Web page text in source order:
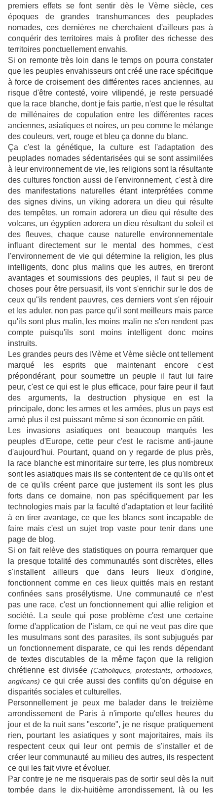
premiers effets se font sentir dès le Vème siècle, ces
époques de grandes transhumances des peuplades
nomades, ces dernières ne cherchaient d'ailleurs pas à
conquérir des territoires mais à profiter des richesse des
territoires ponctuellement envahis.
Si on remonte très loin dans le temps on pourra constater
que les peuples envahisseurs ont créé une race spécifique
à force de croisement des différentes races anciennes, au
risque d'être contesté, voire vilipendé, je reste persuadé
que la race blanche, dont je fais partie, n'est que le résultat
de millénaires de copulation entre les différentes races
anciennes, asiatiques et noires, un peu comme le mélange
des couleurs, vert, rouge et bleu ça donne du blanc.
Ça c'est la génétique, la culture est l'adaptation des
peuplades nomades sédentarisées qui se sont assimilées
à leur environnement de vie, les religions sont la résultante
des cultures fonction aussi de l'environnement, c'est à dire
des manifestations naturelles étant interprétées comme
des signes divins, un viking adorera un dieu qui résulte
des tempêtes, un romain adorera un dieu qui résulte des
volcans, un égyptien adorera un dieu résultant du soleil et
des fleuves, chaque cause naturelle environnementale
influant directement sur le mental des hommes, c'est
l'environnement de vie qui détermine la religion, les plus
intelligents, donc plus malins que les autres, en tireront
avantages et soumissions des peuples, il faut si peu de
choses pour être persuasif, ils vont s'enrichir sur le dos de
ceux qu"ils rendent pauvres, ces derniers vont s'en réjouir
et les aduler, non pas parce qu'il sont meilleurs mais parce
qu'ils sont plus malin, les moins malin ne s'en rendent pas
compte puisqu'ils sont moins intelligent donc moins
instruits.
Les grandes peurs des IVème et Vème siècle ont tellement
marqué les esprits que maintenant encore c'est
prépondérant, pour soumettre un peuple il faut lui faire
peur, c'est ce qui est le plus efficace, pour faire peur il faut
des arguments, la destruction physique en est la
principale, donc les armes et les armées, plus un pays est
armé plus il est puissant même si son économie en pâtit.
Les invasions asiatiques ont beaucoup marqués les
peuples d'Europe, cette peur c'est le racisme anti-jaune
d'aujourd'hui. Pourtant, quand on y regarde de plus près,
la race blanche est minoritaire sur terre, les plus nombreux
sont les asiatiques mais ils se contentent de ce qu'ils ont et
de ce qu'ils créent parce que justement ils sont les plus
forts dans ce domaine, non pas spécifiquement par les
technologies mais par la faculté d'adaptation et leur facilité
à en tirer avantage, ce que les blancs sont incapable de
faire mais c'est un sujet trop vaste pour tenir dans une
page de blog.
Si on fait relève des statistiques on pourra remarquer que
la presque totalité des communautés sont discrètes, elles
s'installent ailleurs que dans leurs lieux d'origine,
fonctionnent comme en ces lieux quittés mais en restant
confinées sans prosélytisme. Une communauté ce n’est
pas une race, c'est un fonctionnement qui allie religion et
société. La seule qui pose problème c'est une certaine
forme d'application de l'islam, ce qui ne veut pas dire que
les musulmans sont des parasites, ils sont subjugués par
un fonctionnement disparate, ce qui les rends dépendant
de textes discutables de la même façon que la religion
chrétienne est divisée (Catholiques, protestants, orthodoxes,
anglicans) ce qui crée aussi des conflits qu'on déguise en
disparités sociales et culturelles.
Personnellement je peux me balader dans le treizième
arrondissement de Paris à n'importe qu'elles heures du
jour et de la nuit sans "escorte", je ne risque pratiquement
rien, pourtant les asiatiques y sont majoritaires, mais ils
respectent ceux qui leur ont permis de s'installer et de
créer leur communauté au milieu des autres, ils respectent
ce qui les fait vivre et évoluer.
Par contre je ne me risquerais pas de sortir seul dès la nuit
tombée dans le dix-huitième arrondissement, là ou les